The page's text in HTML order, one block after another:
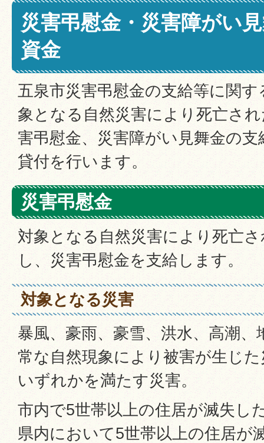
災害弔慰金・災害障がい
資金
五泉市災害弔慰金の支給等に関
象となる自然災害により死亡さ
害弔慰金、災害障がい見舞金の
貸付を行います。
災害弔慰金
対象となる自然災害により死亡
し、災害弔慰金を支給します。
対象となる災害
暴風、豪雨、豪雪、洪水、高潮
常な自然現象により被害が生じ
いずれかを満たす災害。
市内で5世帯以上の住居が滅失し
県内において5世帯以上の住居が